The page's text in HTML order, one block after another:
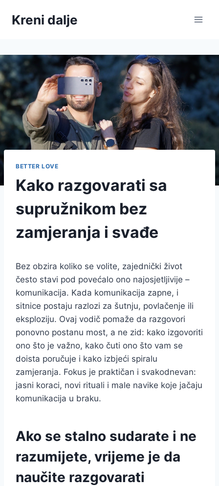
Kreni dalje
BETTER LOVE
Kako razgovarati sa
supružnikom bez
zamjeranja i svađe
Bez obzira koliko se volite, zajednički život
često stavi pod povećalo ono najosjetljivije –
komunikacija. Kada komunikacija zapne, i
sitnice postaju razlozi za šutnju, povlačenje ili
eksploziju. Ovaj vodič pomaže da razgovori
ponovno postanu most, a ne zid: kako izgovoriti
ono što je važno, kako čuti ono što vam se
doista poručuje i kako izbjeći spiralu
zamjeranja. Fokus je praktičan i svakodnevan:
jasni koraci, novi rituali i male navike koje jačaju
komunikacija u braku.
Ako se stalno sudarate i ne
razumijete, vrijeme je da
naučite razgovarati